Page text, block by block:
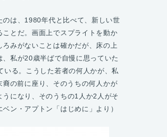
は、1980年代と比べて、新しい世
とだ。画面上でスプライトを動か
みがないことは確かだが、床の上
私が20歳半ばで自慢に思っていた
る。こうした若者の何人かが、私
の前に座り、そのうちの何人かが
になり、そのうちの1人か2人がそ
ン・アプトン「はじめに」より）